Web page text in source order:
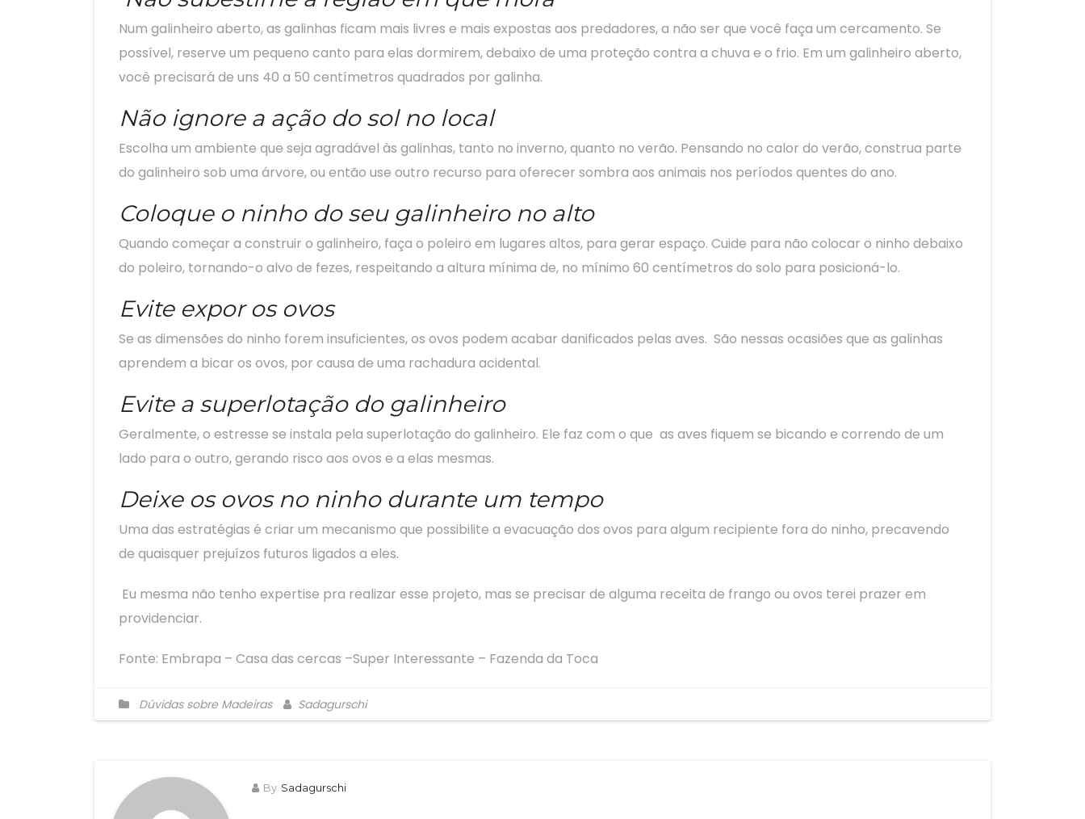
Num galinheiro aberto, as galinhas ficam mais livres e mais expostas aos predadores, a não ser que você faça um cercamento. Se
possível, reserve um pequeno canto para elas dormirem, debaixo de uma proteção contra a chuva e o frio. Em um galinheiro aberto,
você precisará de uns 40 a 50 centímetros quadrados por galinha.
Não ignore a ação do sol no local
Escolha um ambiente que seja agradável às galinhas, tanto no inverno, quanto no verão. Pensando no calor do verão, construa parte
do galinheiro sob uma árvore, ou então use outro recurso para oferecer sombra aos animais nos períodos quentes do ano.
Coloque o ninho do seu galinheiro no alto
Quando começar a construir o galinheiro, faça o poleiro em lugares altos, para gerar espaço. Cuide para não colocar o ninho debaixo
do poleiro, tornando-o alvo de fezes, respeitando a altura mínima de, no mínimo 60 centímetros do solo para posicioná-lo.
Evite expor os ovos
Se as dimensões do ninho forem insuficientes, os ovos podem acabar danificados pelas aves. São nessas ocasiões que as galinhas
aprendem a bicar os ovos, por causa de uma rachadura acidental.
Evite a superlotação do galinheiro
Geralmente, o estresse se instala pela superlotação do galinheiro. Ele faz com o que as aves fiquem se bicando e correndo de um
lado para o outro, gerando risco aos ovos e a elas mesmas.
Deixe os ovos no ninho durante um tempo
Uma das estratégias é criar um mecanismo que possibilite a evacuação dos ovos para algum recipiente fora do ninho, precavendo
de quaisquer prejuízos futuros ligados a eles.
Eu mesma não tenho expertise pra realizar esse projeto, mas se precisar de alguma receita de frango ou ovos terei prazer em
providenciar.
Fonte: Embrapa – Casa das cercas –Super Interessante – Fazenda da Toca
Dúvidas sobre Madeiras Sadagurschi
By Sadagurschi